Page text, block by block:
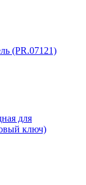
(PR.07121)
для
ключ)